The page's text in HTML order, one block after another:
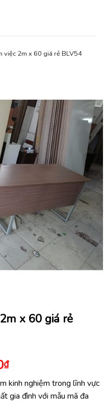
việc 2m x 60 giá rẻ BLV54
x 60 giá rẻ
₫Giá
hiện
tại
là:
kinh nghiệm trong lĩnh vực
gia đình với mẫu mã đa